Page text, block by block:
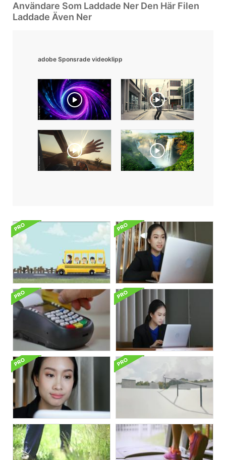
Användare Som Laddade Ner Den Här Filen
Laddade Även Ner
adobe Sponsrade videoklipp